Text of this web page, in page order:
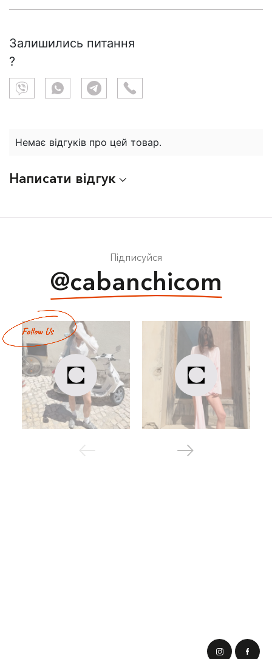
Залишились питання
?
Немає відгуків про цей товар.
Написати відгук
Підписуйся
@cabanchicom